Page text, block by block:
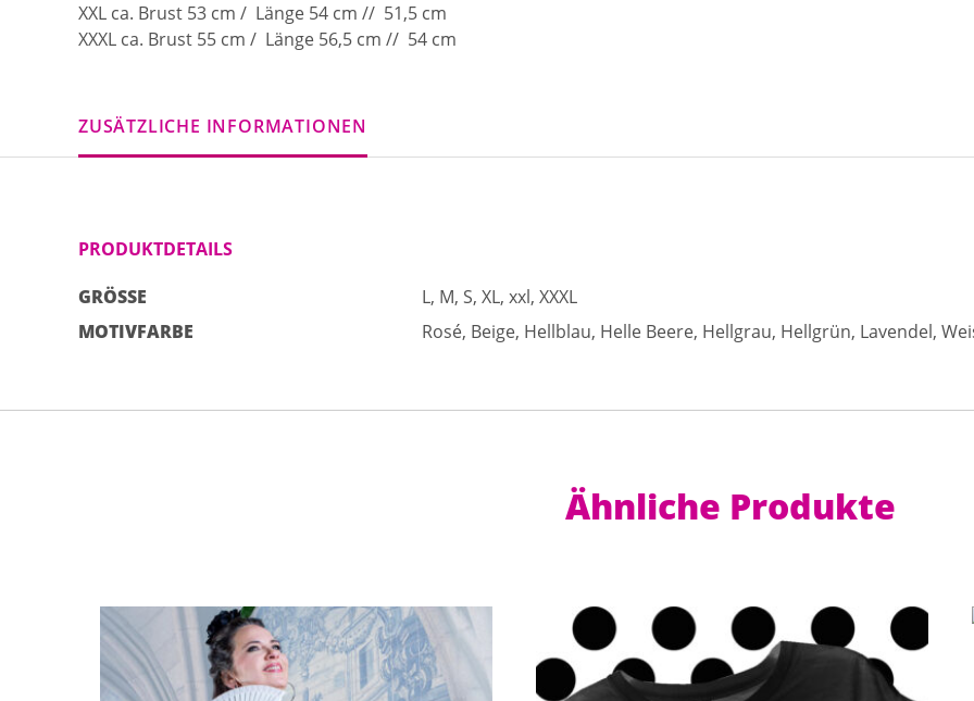
XXL ca. Brust 53 cm / Länge 54 cm // 51,5 cm
XXXL ca. Brust 55 cm / Länge 56,5 cm // 54 cm
ZUSÄTZLICHE INFORMATIONEN
PRODUKTDETAILS
GRÖSSE
L, M, S, XL, xxl, XXXL
MOTIVFARBE
Rosé, Beige, Hellblau, Helle Beere, Hellgrau, Hellgrün, Lavendel,
Ähnliche Produkte
Dieses Produkt weist mehrere Varianten auf. Die Optionen können auf der Produktseite gewählt werden Dieses Produkt weist mehrere Varianten auf. Die Optionen können auf der Produktseite gewählt werden